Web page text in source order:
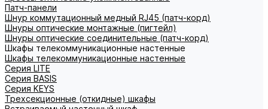
Патч-панели
Шнур коммутационный медный RJ45 (патч-корд)
Шнуры оптические монтажные (пигтейл)
Шнуры оптические соединительные (патч-корд)
Шкафы телекоммуникационные настенные
Шкафы телекоммуникационные настенные
Cерия LITE
Cерия BASIS
Cерия KEYS
Трехсекционные (откидные) шкафы